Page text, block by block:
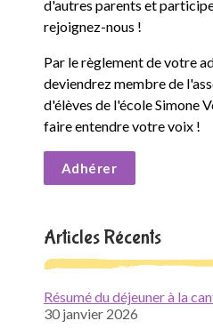
d'autres parents et
rejoignez-nous !
Par le règlement de votre
deviendrez membre de
d'élèves de l'école Simone
faire entendre votre voix !
Adhérer
Articles Récents
Résumé du déjeuner à la
30 janvier 2026